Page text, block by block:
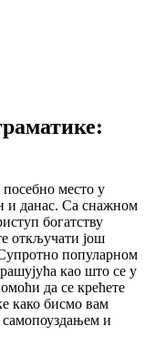
посебно место у
и данас. Са снажном
богатству
откључати још
популарном
као што се у
да се крећете
како бисмо вам
самопоуздањем и